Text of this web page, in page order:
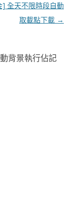
] 全天不限時段自動
取載點下載 →
背景執行佔記